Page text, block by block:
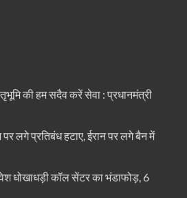
की हम सदैव करें सेवा : प्रधानमंत्री
लगे प्रतिबंध हटाए, ईरान पर लगे बैन में
धोखाधड़ी कॉल सेंटर का भंडाफोड़, 6